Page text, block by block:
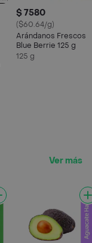
$ 7580
($60.64/g)
Arándanos Frescos
Blue Berrie 125 g
125 g
Ver más